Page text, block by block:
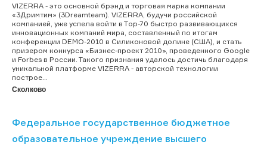
VIZERRA - это основной брэнд и торговая марка компании
«3Дримтим» (3Dreamteam). VIZERRA, будучи российской
компанией, уже успела войти в Тop-70 быстро развивающихся
инновационных компаний мира, составленный по итогам
конференции DEMO-2010 в Силиконовой долине (США), и стать
призером конкурса «Бизнес-проект 2010», проведенного Google
и Forbes в России. Такого признания удалось достичь благодаря
уникальной платформе VIZERRA - авторской технологии
построе...
Сколково
Федеральное государственное бюджетное
образовательное учреждение высшего